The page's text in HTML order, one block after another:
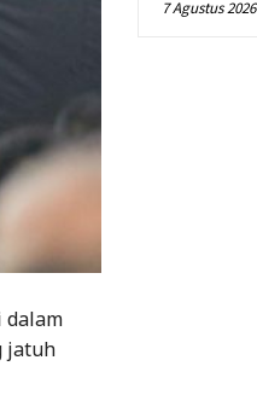
dalam
jatuh
7 Agustus 2026